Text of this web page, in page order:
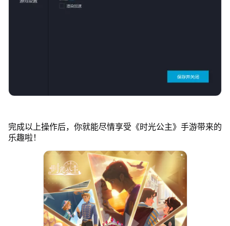
完成以上操作后，你就能尽情享受《时光公主》手游带来的
乐趣啦！